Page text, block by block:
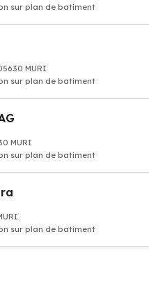
sur plan de batiment
MURI
sur plan de batiment
MURI
sur plan de batiment
sur plan de batiment